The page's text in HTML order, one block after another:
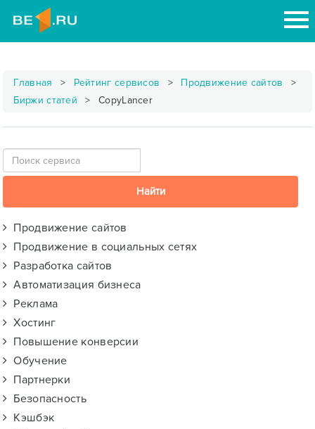
Главная Рейтинг сервисов
Продвижение сайтов
Биржи статей
CopyLancer
Продвижение сайтов
Продвижение в социальных сетях
Разработка сайтов
Автоматизация бизнеса
Реклама
Хостинг
Повышение конверсии
Обучение
Партнерки
Безопасность
Кэшбэк